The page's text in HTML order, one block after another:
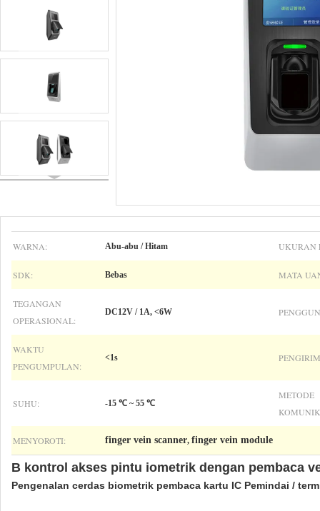
WARNA: Abu-abu / Hitam UKURAN
SDK: Bebas MATA
TEGANGAN
OPERASIONAL:
DC12V / 1A, <6W
WAKTU
PENGUMPULAN:
<1s
SUHU: -15 ℃ ~ 55 ℃
METODE
MENYOROTI: finger vein scanner, finger vein module
B kontrol akses pintu iometrik dengan pembaca
Pengenalan cerdas biometrik pembaca kartu IC Pemindai /